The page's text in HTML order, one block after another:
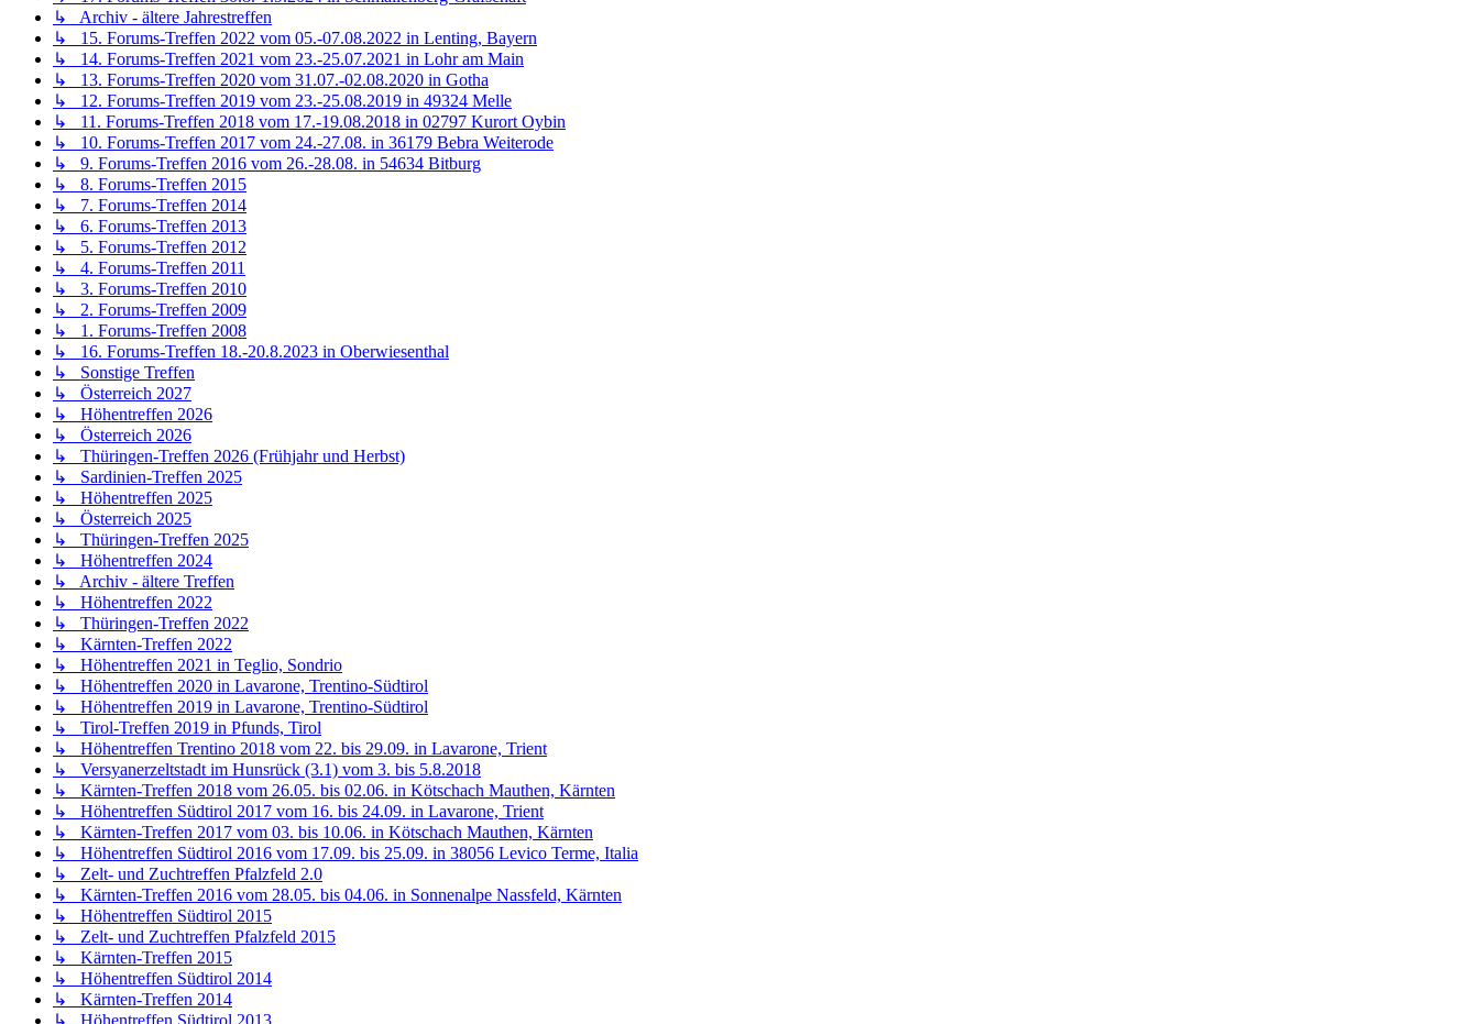
↳ Archiv - ältere Jahrestreffen
↳ 15. Forums-Treffen 2022 vom 05.-07.08.2022 in Lenting, Bayern
↳ 14. Forums-Treffen 2021 vom 23.-25.07.2021 in Lohr am Main
↳ 13. Forums-Treffen 2020 vom 31.07.-02.08.2020 in Gotha
↳ 12. Forums-Treffen 2019 vom 23.-25.08.2019 in 49324 Melle
↳ 11. Forums-Treffen 2018 vom 17.-19.08.2018 in 02797 Kurort Oybin
↳ 10. Forums-Treffen 2017 vom 24.-27.08. in 36179 Bebra Weiterode
↳ 9. Forums-Treffen 2016 vom 26.-28.08. in 54634 Bitburg
↳ 8. Forums-Treffen 2015
↳ 7. Forums-Treffen 2014
↳ 6. Forums-Treffen 2013
↳ 5. Forums-Treffen 2012
↳ 4. Forums-Treffen 2011
↳ 3. Forums-Treffen 2010
↳ 2. Forums-Treffen 2009
↳ 1. Forums-Treffen 2008
↳ 16. Forums-Treffen 18.-20.8.2023 in Oberwiesenthal
↳ Sonstige Treffen
↳ Österreich 2027
↳ Höhentreffen 2026
↳ Österreich 2026
↳ Thüringen-Treffen 2026 (Frühjahr und Herbst)
↳ Sardinien-Treffen 2025
↳ Höhentreffen 2025
↳ Österreich 2025
↳ Thüringen-Treffen 2025
↳ Höhentreffen 2024
↳ Archiv - ältere Treffen
↳ Höhentreffen 2022
↳ Thüringen-Treffen 2022
↳ Kärnten-Treffen 2022
↳ Höhentreffen 2021 in Teglio, Sondrio
↳ Höhentreffen 2020 in Lavarone, Trentino-Südtirol
↳ Höhentreffen 2019 in Lavarone, Trentino-Südtirol
↳ Tirol-Treffen 2019 in Pfunds, Tirol
↳ Höhentreffen Trentino 2018 vom 22. bis 29.09. in Lavarone, Trient
↳ Versyanerzeltstadt im Hunsrück (3.1) vom 3. bis 5.8.2018
↳ Kärnten-Treffen 2018 vom 26.05. bis 02.06. in Kötschach Mauthen, Kärnten
↳ Höhentreffen Südtirol 2017 vom 16. bis 24.09. in Lavarone, Trient
↳ Kärnten-Treffen 2017 vom 03. bis 10.06. in Kötschach Mauthen, Kärnten
↳ Höhentreffen Südtirol 2016 vom 17.09. bis 25.09. in 38056 Levico Terme, Italia
↳ Zelt- und Zuchtreffen Pfalzfeld 2.0
↳ Kärnten-Treffen 2016 vom 28.05. bis 04.06. in Sonnenalpe Nassfeld, Kärnten
↳ Höhentreffen Südtirol 2015
↳ Zelt- und Zuchtreffen Pfalzfeld 2015
↳ Kärnten-Treffen 2015
↳ Höhentreffen Südtirol 2014
↳ Kärnten-Treffen 2014